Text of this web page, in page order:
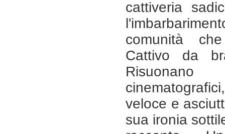
cattiveria
comunità
Cattivo da
veloce e
sua ironia